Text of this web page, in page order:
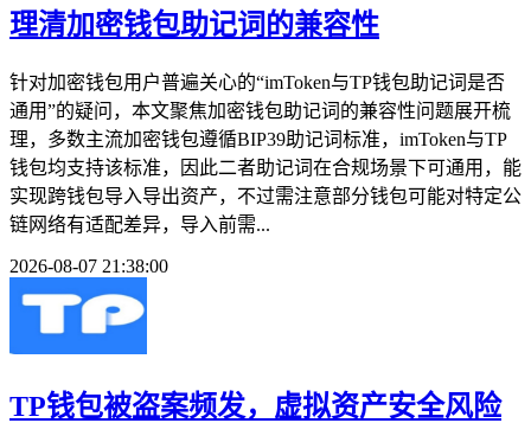
理清加密钱包助记词的兼容性
针对加密钱包用户普遍关心的“imToken与TP钱包助记词是否
通用”的疑问，本文聚焦加密钱包助记词的兼容性问题展开梳
理，多数主流加密钱包遵循BIP39助记词标准，imToken与TP
钱包均支持该标准，因此二者助记词在合规场景下可通用，能
实现跨钱包导入导出资产，不过需注意部分钱包可能对特定公
链网络有适配差异，导入前需...
2026-08-07 21:38:00
TP钱包被盗案频发，虚拟资产安全风险